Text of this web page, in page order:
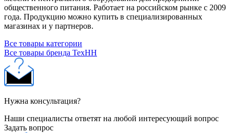
общественного питания. Работает на российском рынке с 2009
года. Продукцию можно купить в специализированных
магазинах и у партнеров.
Все товары категории
Все товары бренда ТехНН
Нужна консультация?
Наши специалисты ответят на любой интересующий вопрос
Задать вопрос